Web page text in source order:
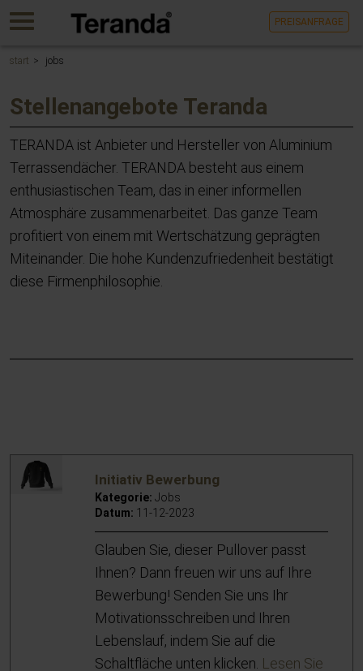
Sie
zum
Seite.
MENU PREISANFRAGE
start jobs
Stellenangebote Teranda
TERANDA ist Anbieter und Hersteller von Aluminium
Terrassendächer. TERANDA besteht aus einem
enthusiastischen Team, das in einer informellen
Atmosphäre zusammenarbeitet. Das ganze Team
profitiert von einem mit Wertschätzung geprägten
Miteinander. Die hohe Kundenzufriedenheit bestätigt
diese Firmenphilosophie.
Initiativ Bewerbung
Kategorie: Jobs
Datum: 11-12-2023
Glauben Sie, dieser Pullover passt
Ihnen? Dann freuen wir uns auf Ihre
Bewerbung! Senden Sie uns Ihr
Motivationsschreiben und Ihren
Lebenslauf, indem Sie auf die
Schaltfläche unten klicken. Lesen Sie